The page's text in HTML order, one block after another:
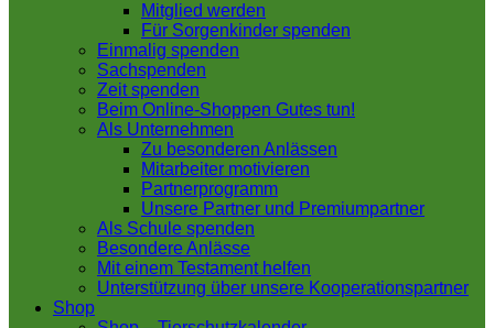
Mitglied werden
Für Sorgenkinder spenden
Einmalig spenden
Sachspenden
Zeit spenden
Beim Online-Shoppen Gutes tun!
Als Unternehmen
Zu besonderen Anlässen
Mitarbeiter motivieren
Partnerprogramm
Unsere Partner und Premiumpartner
Als Schule spenden
Besondere Anlässe
Mit einem Testament helfen
Unterstützung über unsere Kooperationspartner
Shop